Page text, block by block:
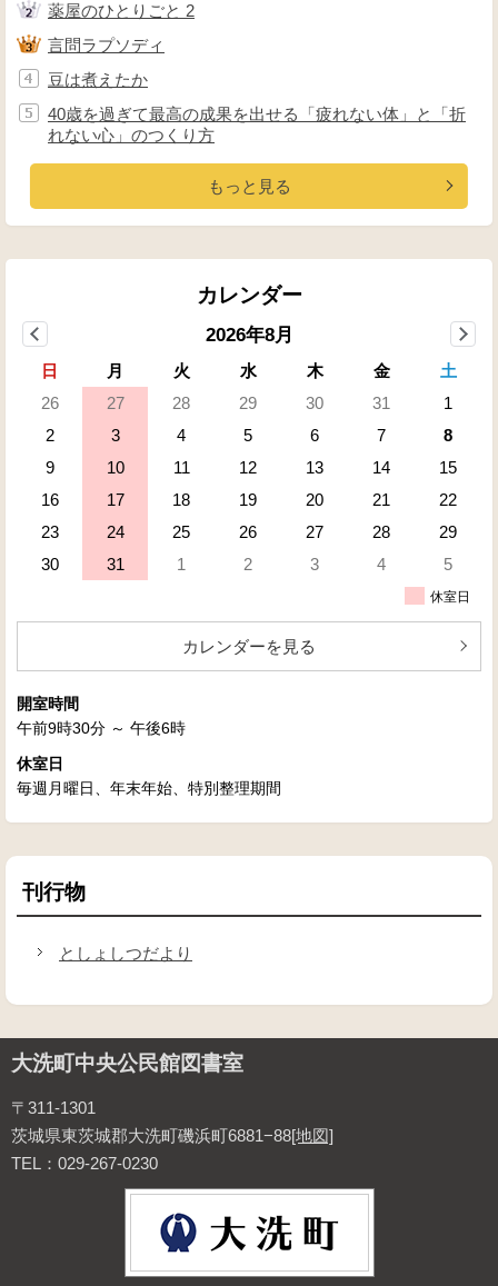
薬屋のひとりごと 2
言問ラプソディ
豆は煮えたか
40歳を過ぎて最高の成果を出せる「疲れない体」と「折
れない心」のつくり方
もっと見る
カレンダー
2026年8月
日 月 火 水 木 金
土
26
27 28 29 30 31
1
2
3 4 5 6 7
8
9
10 11 12 13 14
15
16
17 18 19 20 21
22
23
24 25 26 27 28
29
30
31 1 2 3 4 5
休室日
カレンダーを見る
開室時間
午前9時30分 ～ 午後6時
休室日
毎週月曜日、年末年始、特別整理期間
刊行物
としょしつだより
大洗町中央公民館図書室
〒311-1301
茨城県東茨城郡大洗町磯浜町6881−88[地図]
TEL：029-267-0230